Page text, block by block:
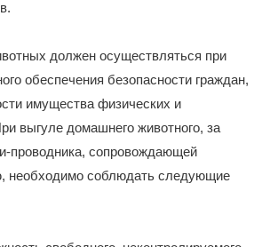
должен осуществляться при
обеспечения безопасности граждан,
имущества физических и
выгуле домашнего животного, за
проводника, сопровождающей
необходимо соблюдать следующие